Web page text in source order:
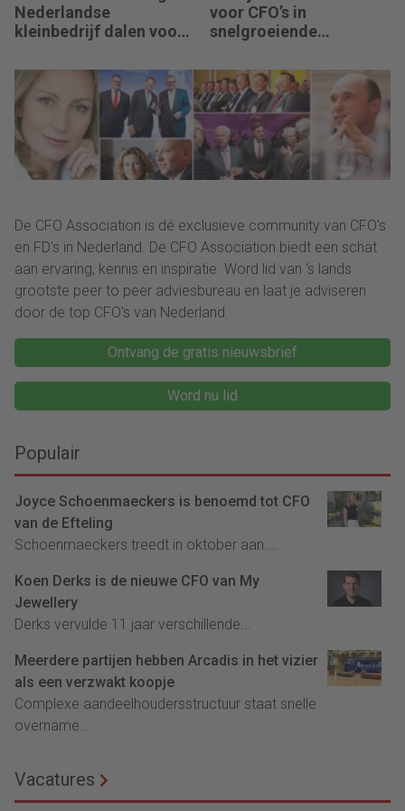
Nederlandse
kleinbedrijf dalen voor
voor CFO’s in
snelgroeiende
De CFO Association is dé exclusieve community van CFO's
en FD's in Nederland. De CFO Association biedt een schat
aan ervaring, kennis en inspiratie. Word lid van ‘s lands
grootste peer to peer adviesbureau en laat je adviseren
door de top CFO's van Nederland.
Ontvang de gratis nieuwsbrief
Word nu lid
Populair
Joyce Schoenmaeckers is benoemd tot CFO
van de Efteling
Schoenmaeckers treedt in oktober aan....
Koen Derks is de nieuwe CFO van My
Jewellery
Derks vervulde 11 jaar verschillende...
Meerdere partijen hebben Arcadis in het vizier
als een verzwakt koopje
Complexe aandeelhoudersstructuur staat snelle
overname...
Vacatures